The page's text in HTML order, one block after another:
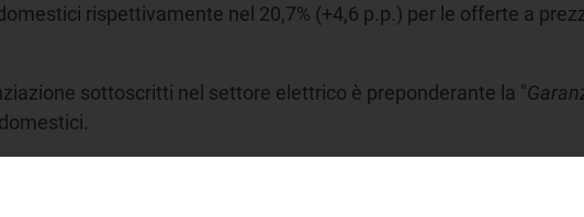
rispettivamente nel 20,7% (+4,6 p.p.) per le offerte a
sottoscritti nel settore elettrico è preponderante la "
molto diffuse le preferenze per "Programma di raccolta punti
principalmente “Altri prodotti o servizi offerti insieme con